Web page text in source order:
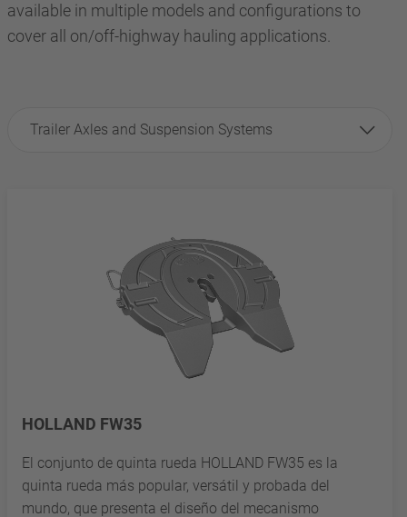
available in multiple models and configurations to
cover all on/off-highway hauling applications.
Trailer Axles and Suspension Systems
HOLLAND FW35
El conjunto de quinta rueda HOLLAND FW35 es la
quinta rueda más popular, versátil y probada del
mundo, que presenta el diseño del mecanismo